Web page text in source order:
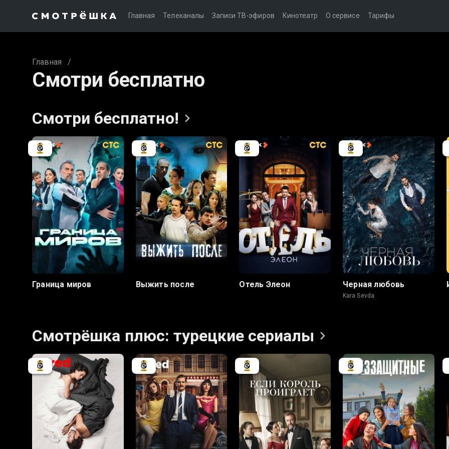
Главная Телеканалы Записи ТВ-эфиров Кинотеатр О сервисе Тарифы
Главная /
Смотри бесплатно
Смотри бесплатно!
7.8
Граница миров
7.7 6.3
Выжить после
7.5 7.6
Отель Элеон
8.2 7.4
Черная любовь
Kara Sevda
Смотрёшка плюс: турецкие сериалы